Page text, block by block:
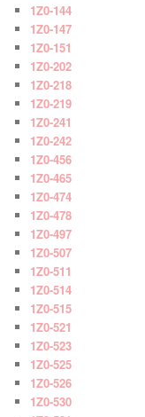
1Z0-144
1Z0-147
1Z0-151
1Z0-202
1Z0-218
1Z0-219
1Z0-241
1Z0-242
1Z0-456
1Z0-465
1Z0-474
1Z0-478
1Z0-497
1Z0-507
1Z0-511
1Z0-514
1Z0-515
1Z0-521
1Z0-523
1Z0-525
1Z0-526
1Z0-530